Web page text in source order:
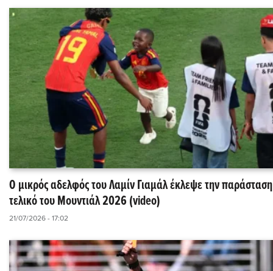
Ο μικρός αδελφός του Λαμίν Γιαμάλ έκλεψε την
τελικό του Μουντιάλ 2026 (video)
21/07/2026 - 17:02